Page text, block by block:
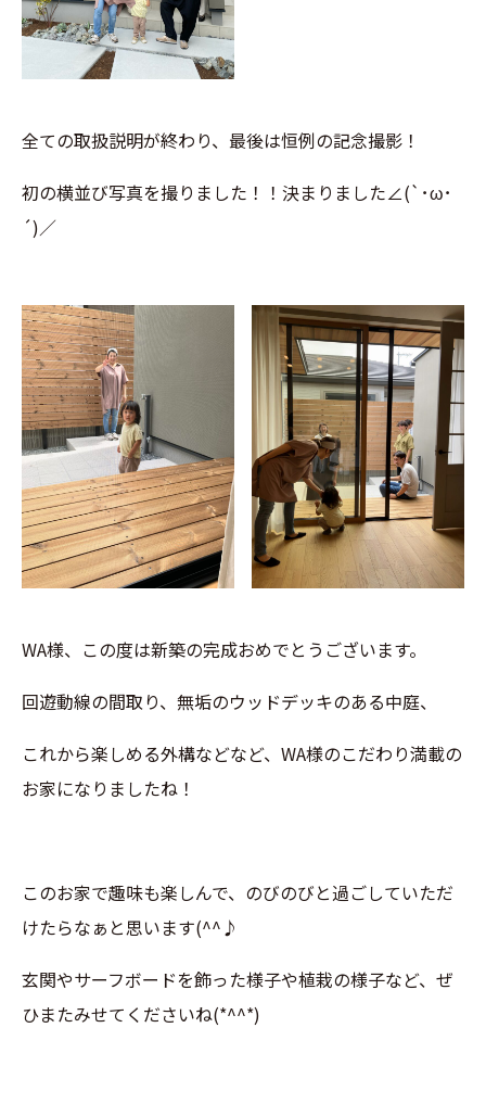
全ての取扱説明が終わり、最後は恒例の記念撮影！
初の横並び写真を撮りました！！決まりました∠(` ･ω･
´)／
WA様、この度は新築の完成おめでとうございます。
回遊動線の間取り、無垢のウッドデッキのある中庭、
これから楽しめる外構などなど、WA様のこだわり満載の
お家になりましたね！
このお家で趣味も楽しんで、のびのびと過ごしていただ
けたらなぁと思います(^^♪
玄関やサーフボードを飾った様子や植栽の様子など、ぜ
ひまたみせてくださいね(*^^*)